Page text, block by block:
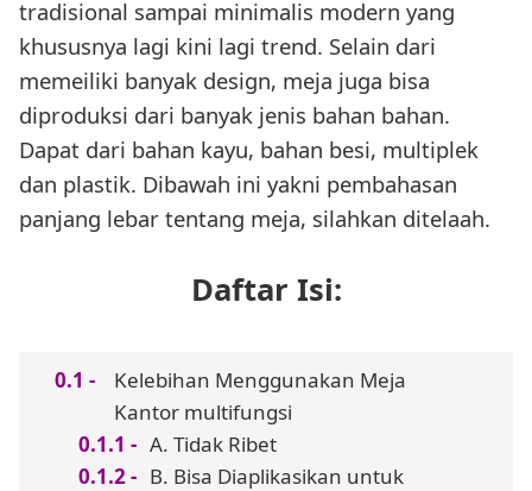
tradisional sampai minimalis modern yang
khususnya lagi kini lagi trend. Selain dari
memeiliki banyak design, meja juga bisa
diproduksi dari banyak jenis bahan bahan.
Dapat dari bahan kayu, bahan besi, multiplek
dan plastik. Dibawah ini yakni pembahasan
panjang lebar tentang meja, silahkan ditelaah.
Daftar Isi:
Kelebihan Menggunakan Meja
Kantor multifungsi
A. Tidak Ribet
B. Bisa Diaplikasikan untuk